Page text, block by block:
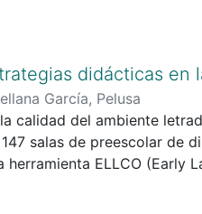
didácticas en
García, Pelusa
calidad del ambiente
salas de preescolar de
ELLCO (Early
cotejo, entrevistas y